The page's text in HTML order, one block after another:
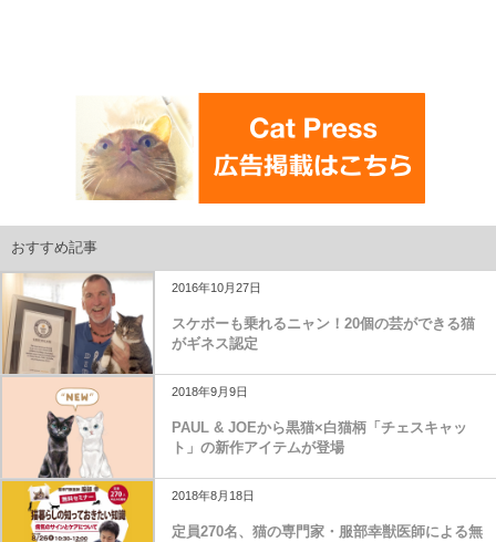
おすすめ記事
2016年10月27日
スケボーも乗れるニャン！20個の芸ができる猫
がギネス認定
2018年9月9日
PAUL & JOEから黒猫×白猫柄「チェスキャッ
ト」の新作アイテムが登場
2018年8月18日
定員270名、猫の専門家・服部幸獣医師による無